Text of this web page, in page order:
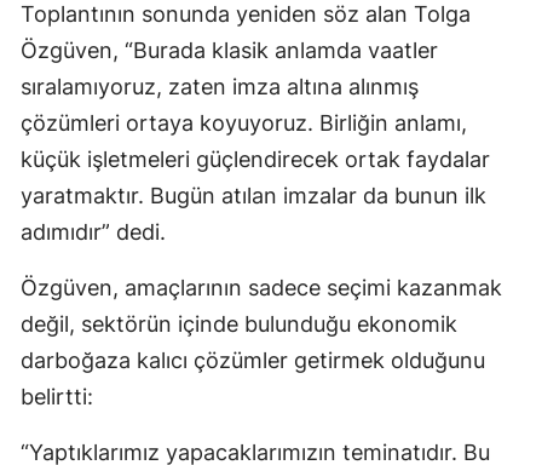
Toplantının sonunda yeniden söz alan Tolga
Özgüven, “Burada klasik anlamda vaatler
sıralamıyoruz, zaten imza altına alınmış
çözümleri ortaya koyuyoruz. Birliğin anlamı,
küçük işletmeleri güçlendirecek ortak faydalar
yaratmaktır. Bugün atılan imzalar da bunun ilk
adımıdır” dedi.
Özgüven, amaçlarının sadece seçimi kazanmak
değil, sektörün içinde bulunduğu ekonomik
darboğaza kalıcı çözümler getirmek olduğunu
belirtti:
“Yaptıklarımız yapacaklarımızın teminatıdır. Bu